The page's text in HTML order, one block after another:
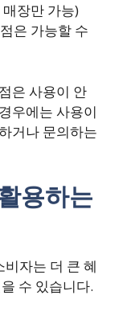
장만 가능)
은 가능할 수
은 사용이 안
우에는 사용이
거나 문의하는
용하는
자는 더 큰 혜
수 있습니다.